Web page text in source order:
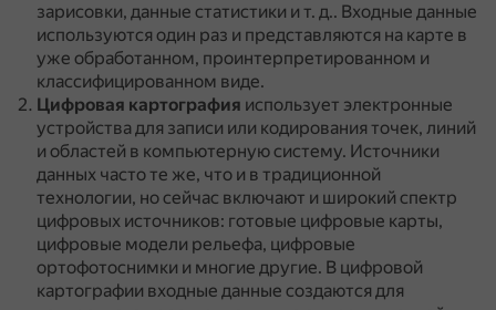
зарисовки, данные статистики и т. д.. Входные данные
используются один раз и представляются на карте в
уже обработанном, проинтерпретированном и
классифицированном виде.
Цифровая картография использует электронные
устройства для записи или кодирования точек, линий
и областей в компьютерную систему. Источники
данных часто те же, что и в традиционной
технологии, но сейчас включают и широкий спектр
цифровых источников: готовые цифровые карты,
цифровые модели рельефа, цифровые
ортофотоснимки и многие другие. В цифровой
картографии входные данные создаются для